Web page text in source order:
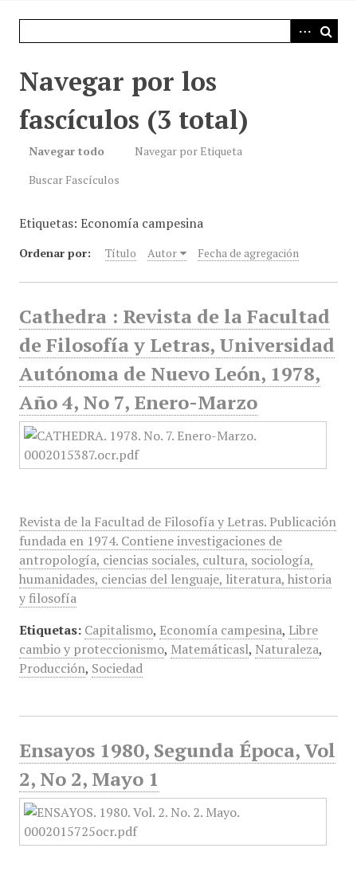
Navegar por los
fascículos (3 total)
Navegar todo
Navegar por Etiqueta
Buscar Fascículos
Etiquetas: Economía campesina
Ordenar por: Título Autor Fecha de agregación
Cathedra : Revista de la Facultad
de Filosofía y Letras, Universidad
Autónoma de Nuevo León, 1978,
Año 4, No 7, Enero-Marzo
Revista de la Facultad de Filosofía y Letras. Publicación
fundada en 1974. Contiene investigaciones de
antropología, ciencias sociales, cultura, sociología,
humanidades, ciencias del lenguaje, literatura, historia
y filosofía
Etiquetas: Capitalismo, Economía campesina, Libre
cambio y proteccionismo, Matemáticasl, Naturaleza,
Producción, Sociedad
Ensayos 1980, Segunda Época, Vol
2, No 2, Mayo 1